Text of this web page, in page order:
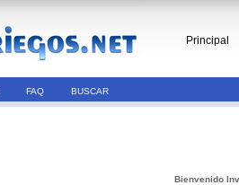
Principal
FAQ BUSCAR
Bienvenido